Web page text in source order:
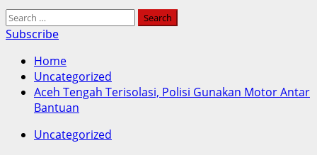
Search
for:
Subscribe
Home
Uncategorized
Aceh Tengah Terisolasi, Polisi Gunakan Motor Antar
Bantuan
Uncategorized